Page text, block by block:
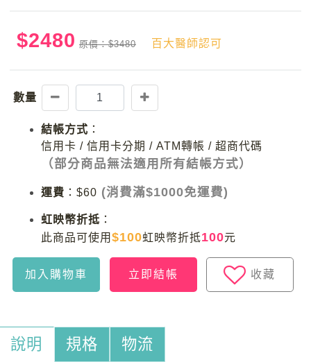
$2480 原價：$3480 百大醫師認可
數量
結帳方式 ：
信用卡 / 信用卡分期 / ATM轉帳 / 超商代碼
（部分商品無法適用所有結帳方式）
運費 ： $60 (消費滿$1000免運費)
虹映幣折抵 ：
此商品可使用 $100虹映幣折抵100元
加入購物車 立即結帳 收藏
說明 規格 物流